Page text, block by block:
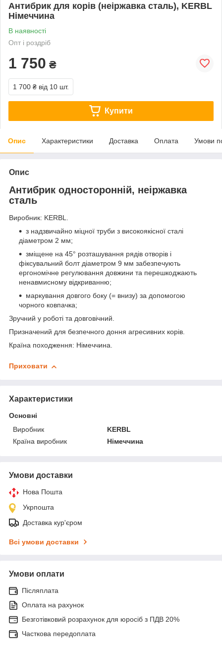
Антибрик для корів (неіржавка сталь), KERBL
Німеччина
В наявності
Опт і роздріб
1 750 ₴
1 700 ₴ від 10 шт.
Купити
Опис Характеристики Доставка Оплата Умови
Опис
Антибрик односторонній, неіржавка
сталь
Виробник: KERBL.
з надзвичайно міцної труби з високоякісної сталі
діаметром 2 мм;
зміщене на 45° розташування рядів отворів і
фіксувальний болт діаметром 9 мм забезпечують
ергономічне регулювання довжини та перешкоджають
ненавмисному відкриванню;
маркування довгого боку (= внизу) за допомогою
чорного ковпачка;
Зручний у роботі та довговічний.
Призначений для безпечного доння агресивних корів.
Країна походження: Німеччина.
Приховати
Характеристики
Основні
Виробник
KERBL
Країна виробник
Німеччина
Умови доставки
Нова Пошта
Укрпошта
Доставка кур'єром
Всі умови доставки
Умови оплати
Післяплата
Оплата на рахунок
Безготівковий розрахунок для юросіб з ПДВ 20%
Часткова передоплата